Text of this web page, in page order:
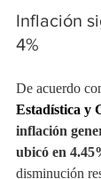
Inflación
4%
De acuerdo
Estadística y
inflación
ubicó en
disminución